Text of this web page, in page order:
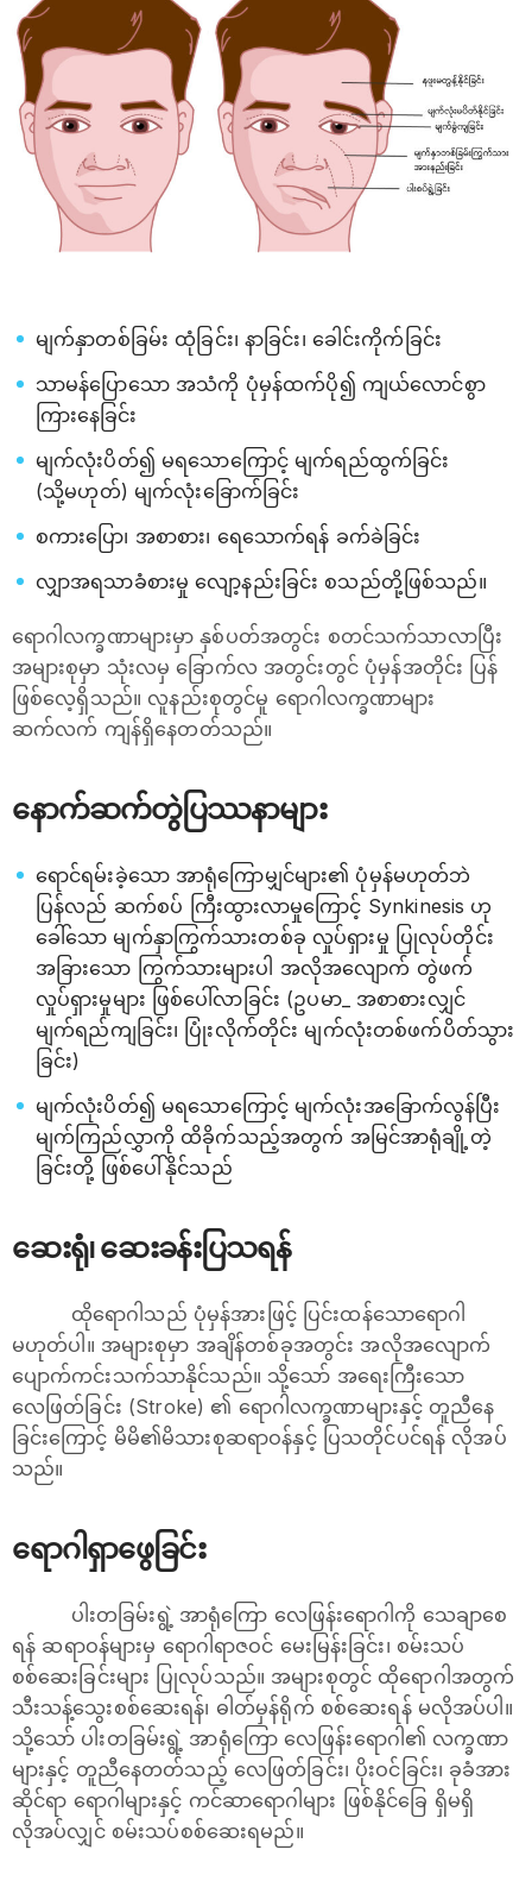
မျက်နှာတစ်ခြမ်း ထုံခြင်း၊ နာခြင်း၊ ခေါင်းကိုက်ခြင်း
သာမန်ပြောသော အသံကို ပုံမှန်ထက်ပို၍ ကျယ်လောင်စွာ
ကြားနေခြင်း
မျက်လုံးပိတ်၍ မရသောကြောင့် မျက်ရည်ထွက်ခြင်း
(သို့မဟုတ်) မျက်လုံးခြောက်ခြင်း
စကားပြော၊ အစာစား၊ ရေသောက်ရန် ခက်ခဲခြင်း
လျှာအရသာခံစားမှု လျော့နည်းခြင်း စသည်တို့ဖြစ်သည်။
ရောဂါလက္ခဏာများမှာ နှစ်ပတ်အတွင်း စတင်သက်သာလာပြီး
အများစုမှာ သုံးလမှ ခြောက်လ အတွင်းတွင် ပုံမှန်အတိုင်း ပြန်
ဖြစ်လေ့ရှိသည်။ လူနည်းစုတွင်မူ ရောဂါလက္ခဏာများ
ဆက်လက် ကျန်ရှိနေတတ်သည်။
နောက်ဆက်တွဲပြဿနာများ
ရောင်ရမ်းခဲ့သော အာရုံကြောမျှင်များ၏ ပုံမှန်မဟုတ်ဘဲ
ပြန်လည် ဆက်စပ် ကြီးထွားလာမှုကြောင့် Synkinesis ဟု
ခေါ်သော မျက်နှာကြွက်သားတစ်ခု လှုပ်ရှားမှု ပြုလုပ်တိုင်း
အခြားသော ကြွက်သားများပါ အလိုအလျောက် တွဲဖက်
လှုပ်ရှားမှုများ ဖြစ်ပေါ်လာခြင်း (ဥပမာ_ အစာစားလျှင်
မျက်ရည်ကျခြင်း၊ ပြုံးလိုက်တိုင်း မျက်လုံးတစ်ဖက်ပိတ်သွား
ခြင်း)
မျက်လုံးပိတ်၍ မရသောကြောင့် မျက်လုံးအခြောက်လွန်ပြီး
မျက်ကြည်လွှာကို ထိခိုက်သည့်အတွက် အမြင်အာရုံချို့တဲ့
ခြင်းတို့ ဖြစ်ပေါ်နိုင်သည်
ဆေးရုံ၊ ဆေးခန်းပြသရန်
ထိုရောဂါသည် ပုံမှန်အားဖြင့် ပြင်းထန်သောရောဂါ
မဟုတ်ပါ။ အများစုမှာ အချိန်တစ်ခုအတွင်း အလိုအလျောက်
ပျောက်ကင်းသက်သာနိုင်သည်။ သို့သော် အရေးကြီးသော
လေဖြတ်ခြင်း (Stroke) ၏ ရောဂါလက္ခဏာများနှင့် တူညီနေ
ခြင်းကြောင့် မိမိ၏မိသားစုဆရာဝန်နှင့် ပြသတိုင်ပင်ရန် လိုအပ်
သည်။
ရောဂါရှာဖွေခြင်း
ပါးတခြမ်းရွဲ့ အာရုံကြော လေဖြန်းရောဂါကို သေချာစေ
ရန် ဆရာဝန်များမှ ရောဂါရာဇဝင် မေးမြန်းခြင်း၊ စမ်းသပ်
စစ်ဆေးခြင်းများ ပြုလုပ်သည်။ အများစုတွင် ထိုရောဂါအတွက်
သီးသန့်သွေးစစ်ဆေးရန်၊ ဓါတ်မှန်ရိုက် စစ်ဆေးရန် မလိုအပ်ပါ။
သို့သော် ပါးတခြမ်းရွဲ့ အာရုံကြော လေဖြန်းရောဂါ၏ လက္ခဏာ
များနှင့် တူညီနေတတ်သည့် လေဖြတ်ခြင်း၊ ပိုးဝင်ခြင်း၊ ခုခံအား
ဆိုင်ရာ ရောဂါများနှင့် ကင်ဆာရောဂါများ ဖြစ်နိုင်ခြေ ရှိမရှိ
လိုအပ်လျှင် စမ်းသပ်စစ်ဆေးရမည်။